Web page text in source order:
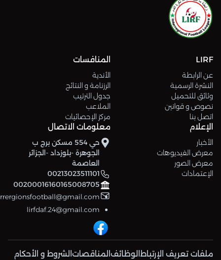
LIRF
عن الرابطة
النشرة الرسمية
وثائق للتحميل
نصوص و قوانين
اتصل بنا
المنافسات
الأندية
الرزنامة و النتائج
جدول الترتيب
الملاعب
مركز الإحصائيات
الإعلام
الأخبار
معرض الفيديوهات
معرض الصور
الإعتمادات
معلومات الاتصال
حي 554 مسكن برج ب
الجوهرة -بلوزداد -الجزائر
العاصمة
00213023511101
00200016160165008705
lirfdaf.24@gmail.com
ملفات تعريف الإرتباط الوظائف المناقصات الشروط و الأحكام